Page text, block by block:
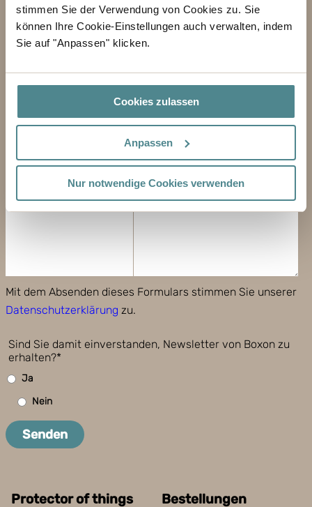
stimmen Sie der Verwendung von Cookies zu. Sie
können Ihre Cookie-Einstellungen auch verwalten, indem
Sie auf "Anpassen" klicken.
Cookies zulassen
Anpassen
Nur notwendige Cookies verwenden
GESCHÄFT
E-MAIL-ADRESSE
NACHRICHT
Mit dem Absenden dieses Formulars stimmen Sie unserer
Datenschutzerklärung zu.
Sind Sie damit einverstanden, Newsletter von Boxon zu
erhalten?*
Ja
Nein
Senden
Protector of things Bestellungen